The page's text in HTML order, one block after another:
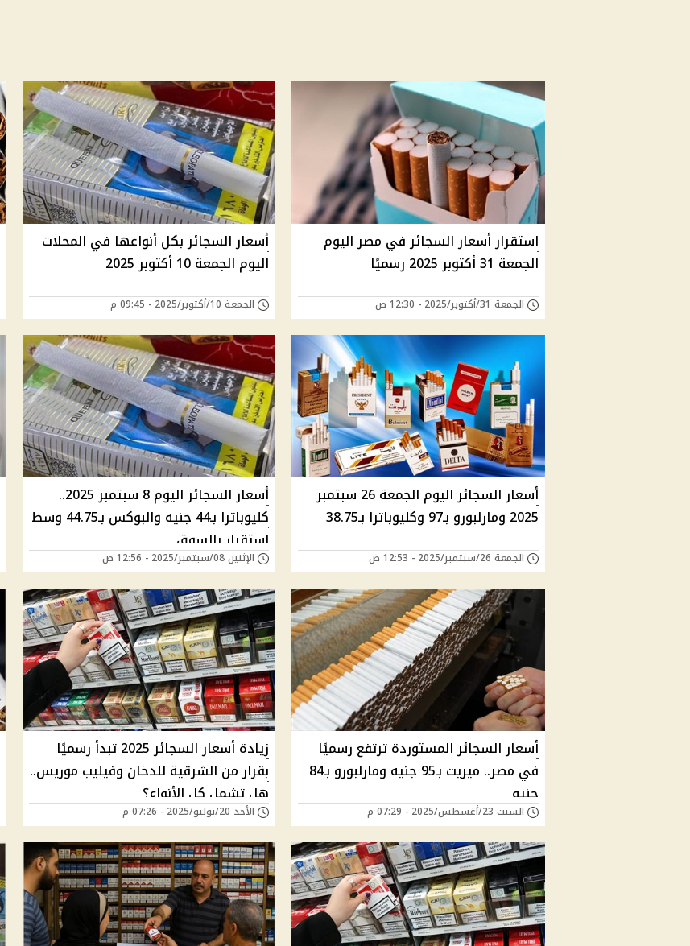
استقرار أسعار السجائر في مصر اليوم
الجمعة 31 أكتوبر 2025 رسميًا
الجمعة 31/أكتوبر/2025 - 12:30 ص
أسعار السجائر بكل أنواعها في المحلات
اليوم الجمعة 10 أكتوبر 2025
الجمعة 10/أكتوبر/2025 - 09:45 م
أسعار السجائر اليوم الجمعة 26 سبتمبر
2025 ومارلبورو بـ97 وكليوباترا بـ38.75
الجمعة 26/سبتمبر/2025 - 12:53 ص
أسعار السجائر اليوم 8 سبتمبر 2025..
كليوباترا بـ44 جنيه والبوكس بـ44.75 وسط
استقرار بالسوق
الإثنين 08/سبتمبر/2025 - 12:56 ص
أسعار السجائر المستوردة ترتفع رسميًا
في مصر.. ميريت بـ95 جنيه ومارلبورو بـ84
جنيه
السبت 23/أغسطس/2025 - 07:29 م
زيادة أسعار السجائر 2025 تبدأ رسميًا
بقرار من الشرقية للدخان وفيليب موريس..
هل تشمل كل الأنواع؟
الأحد 20/يوليو/2025 - 07:26 م